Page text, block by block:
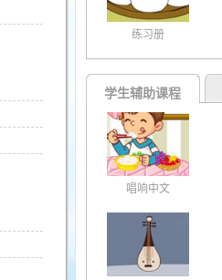
练习册
学生辅助课程
唱响中文